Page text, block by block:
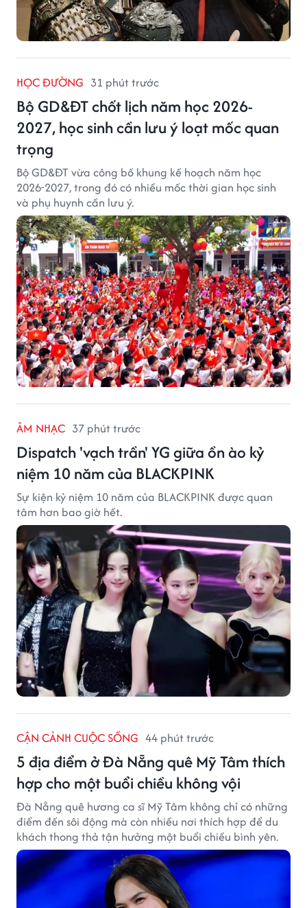
HỌC ĐƯỜNG 31 phút trước
Bộ GD&ĐT chốt lịch năm học 2026-
2027, học sinh cần lưu ý loạt mốc quan
trọng
Bộ GD&ĐT vừa công bố khung kế hoạch năm học
2026-2027, trong đó có nhiều mốc thời gian học sinh
và phụ huynh cần lưu ý.
ÂM NHẠC 37 phút trước
Dispatch 'vạch trần' YG giữa ồn ào kỷ
niệm 10 năm của BLACKPINK
Sự kiện kỷ niệm 10 năm của BLACKPINK được quan
tâm hơn bao giờ hết.
CẬN CẢNH CUỘC SỐNG 44 phút trước
5 địa điểm ở Đà Nẵng quê Mỹ Tâm thích
hợp cho một buổi chiều không vội
Đà Nẵng quê hương ca sĩ Mỹ Tâm không chỉ có những
điểm đến sôi động mà còn nhiều nơi thích hợp để du
khách thong thả tận hưởng một buổi chiều bình yên.